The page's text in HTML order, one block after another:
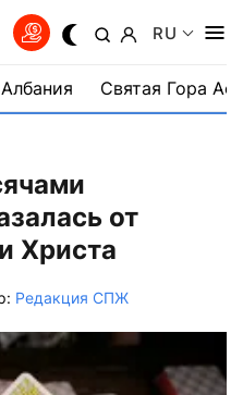
RU
Албания Святая Гора
от
Христа
Редакция СПЖ